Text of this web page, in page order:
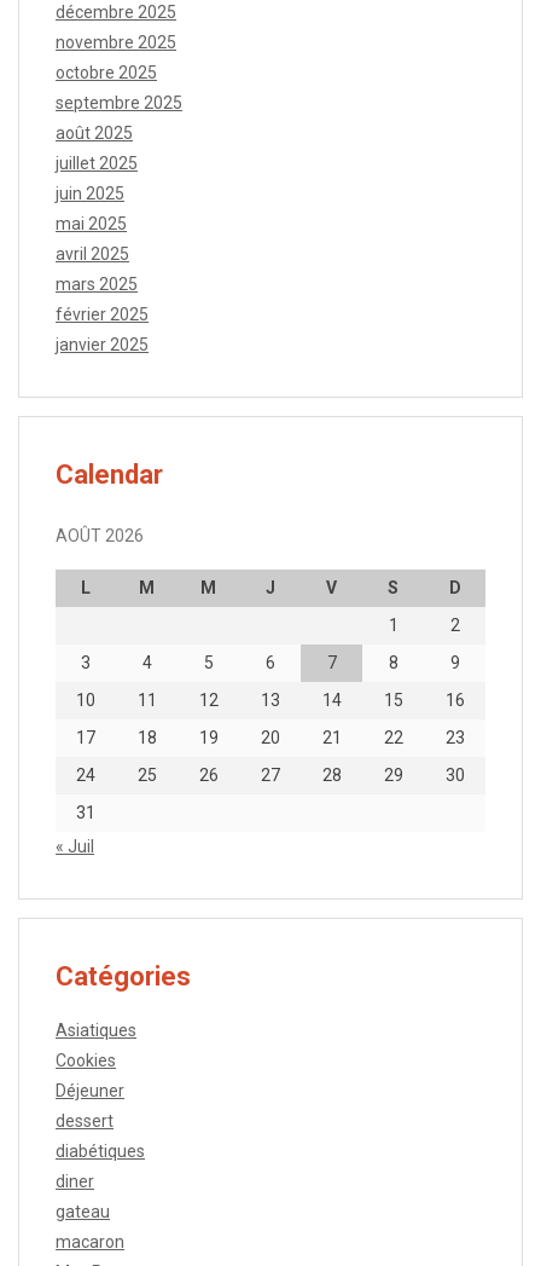
décembre 2025
novembre 2025
octobre 2025
septembre 2025
août 2025
juillet 2025
juin 2025
mai 2025
avril 2025
mars 2025
février 2025
janvier 2025
Calendar
AOÛT 2026
L M M J V S
D
1
2
3
4 5 6 7 8
9
10
11 12 13 14 15
16
17
18 19 20 21 22
23
24
25 26 27 28 29
30
31
« Juil
Catégories
Asiatiques
Cookies
Déjeuner
dessert
diabétiques
diner
gateau
macaron